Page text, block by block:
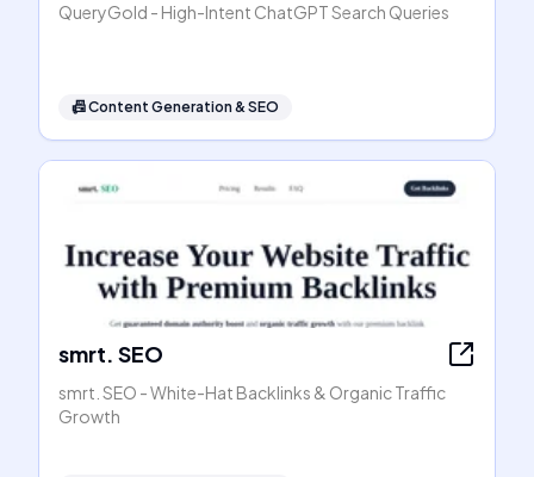
QueryGold - High-Intent ChatGPT Search Queries
📠Content Generation & SEO
smrt. SEO
smrt. SEO - White-Hat Backlinks & Organic Traffic
Growth